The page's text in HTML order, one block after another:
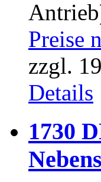
Preise
zzgl.
Details
1730